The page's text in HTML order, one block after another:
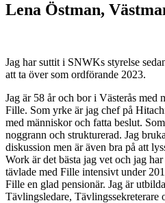
Lena Östman,
Jag har suttit i SNWKs styrelse
att ta över som ordförande 2023.
Jag är 58 år och bor i Västerås med
Fille. Som yrke är jag chef på
med människor och fatta beslut.
noggrann och strukturerad. Jag
diskussion men är även bra på att
Work är det bästa jag vet och jag
tävlade med Fille intensivt under
Fille en glad pensionär. Jag är
Tävlingsledare, Tävlingssekreterare